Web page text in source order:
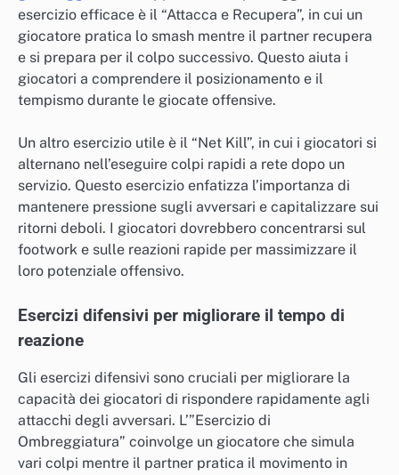
esercizio efficace è il “Attacca e Recupera”, in cui un
giocatore pratica lo smash mentre il partner recupera
e si prepara per il colpo successivo. Questo aiuta i
giocatori a comprendere il posizionamento e il
tempismo durante le giocate offensive.
Un altro esercizio utile è il “Net Kill”, in cui i giocatori si
alternano nell’eseguire colpi rapidi a rete dopo un
servizio. Questo esercizio enfatizza l’importanza di
mantenere pressione sugli avversari e capitalizzare sui
ritorni deboli. I giocatori dovrebbero concentrarsi sul
footwork e sulle reazioni rapide per massimizzare il
loro potenziale offensivo.
Esercizi difensivi per migliorare il tempo di
reazione
Gli esercizi difensivi sono cruciali per migliorare la
capacità dei giocatori di rispondere rapidamente agli
attacchi degli avversari. L’”Esercizio di
Ombreggiatura” coinvolge un giocatore che simula
vari colpi mentre il partner pratica il movimento in